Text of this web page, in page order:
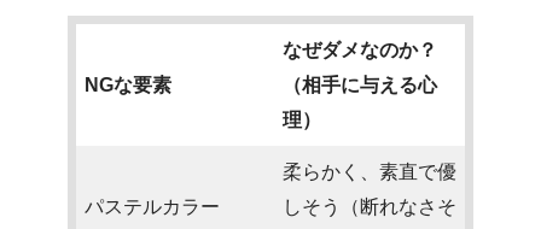
NGな要素
なぜダメなのか？
（相手に与える心
理）
パステルカラー
柔らかく、素直で優
しそう（断れなさそ